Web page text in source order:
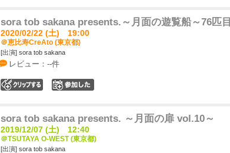
sora tob sakana presents.～月面の遊覧船～76匹目
2020/02/22 (土) 19:00
＠恵比寿CreAto (東京都)
[出演] sora tob sakana
レビュー：--件
sora tob sakana presents. ～月面の扉 vol.10～
2019/12/07 (土) 12:40
＠TSUTAYA O-WEST (東京都)
[出演] sora tob sakana